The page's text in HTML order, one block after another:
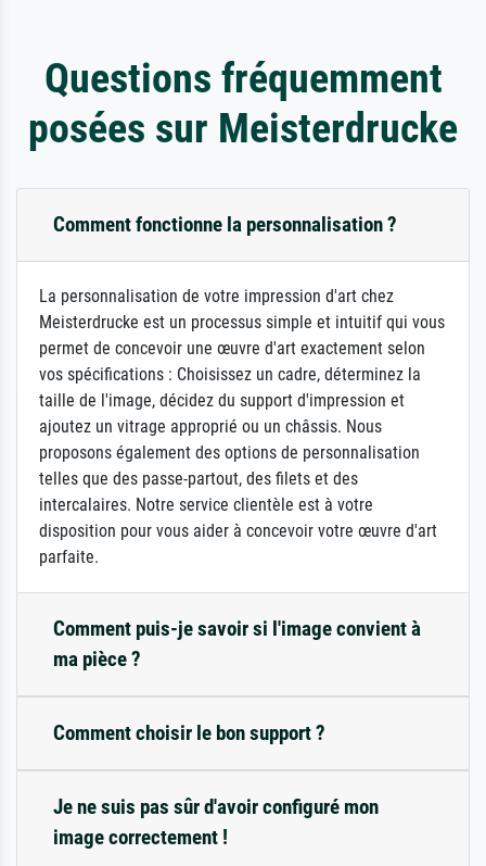
Questions fréquemment
posées sur Meisterdrucke
Comment fonctionne la personnalisation ?
La personnalisation de votre impression d'art chez
Meisterdrucke est un processus simple et intuitif qui vous
permet de concevoir une œuvre d'art exactement selon
vos spécifications : Choisissez un cadre, déterminez la
taille de l'image, décidez du support d'impression et
ajoutez un vitrage approprié ou un châssis. Nous
proposons également des options de personnalisation
telles que des passe-partout, des filets et des
intercalaires. Notre service clientèle est à votre
disposition pour vous aider à concevoir votre œuvre d'art
parfaite.
Comment puis-je savoir si l'image convient à
ma pièce ?
Comment choisir le bon support ?
Je ne suis pas sûr d'avoir configuré mon
image correctement !